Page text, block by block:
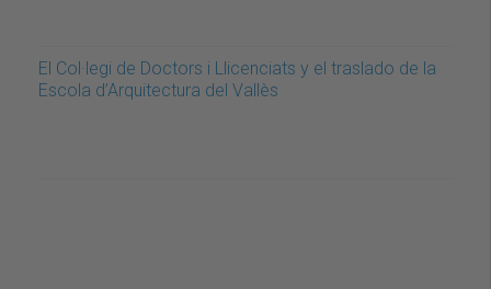
El Col·legi de Doctors i Llicenciats y el traslado de la
Escola d’Arquitectura del Vallès